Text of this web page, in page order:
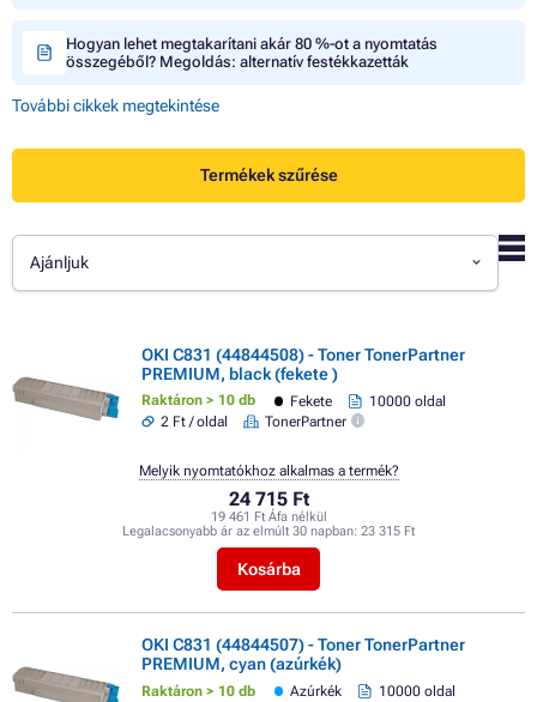
Hogyan lehet megtakarítani akár 80 %-ot a nyomtatás
összegéből? Megoldás: alternatív festékkazetták
További cikkek megtekintése
Termékek szűrése
Ajánljuk
OKI C831 (44844508) - Toner TonerPartner
PREMIUM, black (fekete )
Raktáron > 10 db Fekete
10000 oldal
2 Ft / oldal
TonerPartner
24 715 Ft
19 461 Ft Áfa nélkül
Legalacsonyabb ár az elmúlt 30 napban: 23 315 Ft
Kosárba
Melyik nyomtatókhoz alkalmas a termék?
OKI C831 (44844507) - Toner TonerPartner
PREMIUM, cyan (azúrkék)
Raktáron > 10 db Azúrkék
10000 oldal